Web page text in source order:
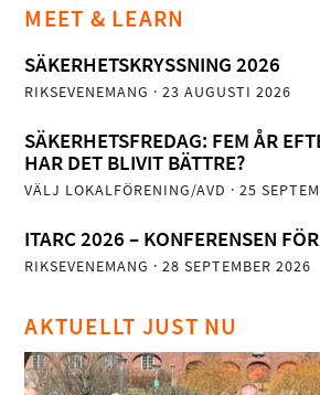
MEET & LEARN
SÄKERHETSKRYSSNING 2026
RIKSEVENEMANG · 23 AUGUSTI 2026
SÄKERHETSFREDAG: FEM ÅR
HAR DET BLIVIT BÄTTRE?
VÄLJ LOKALFÖRENING/AVD · 25
ITARC 2026 – KONFERENSEN
RIKSEVENEMANG · 28 SEPTEMBER 2026
AKTUELLT JUST NU